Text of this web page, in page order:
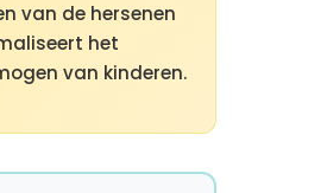
van de hersenen
het
van kinderen.